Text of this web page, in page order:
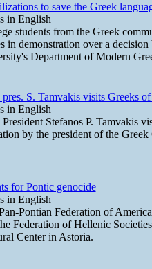
to save the Greek
in English
students from the Greek
in demonstration over a
Department of Modern
S. Tamvakis visits Greeks
in English
Stefanos P. Tamvakis
by the president of the
for Pontic genocide
in English
Pontian Federation of
Federation of Hellenic
Center in Astoria.